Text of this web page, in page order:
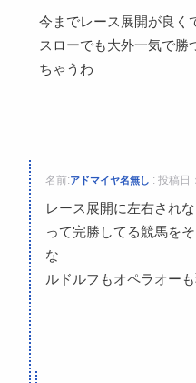
今までレース展開が良
スローでも大外一気で勝
ちゃうわ
名前:アドマイヤ名無し : 投稿日
レース展開に左右され
って完勝してる競馬を
な
ルドルフもオペラオー